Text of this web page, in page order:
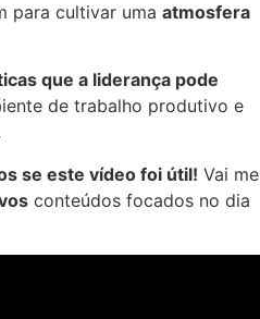
para cultivar uma atmosfera
que a liderança pode
de trabalho produtivo e
se este vídeo foi útil! Vai me
conteúdos focados no dia